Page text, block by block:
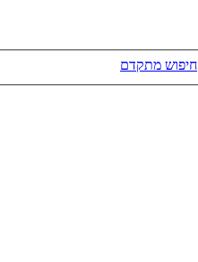
חיפוש מתקדם